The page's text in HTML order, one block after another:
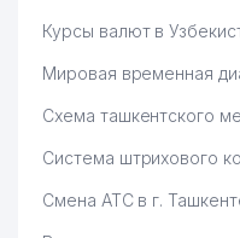
Курсы валют в
Мировая временная
Схема ташкентского
Система штрихового
Смена АТС в г.